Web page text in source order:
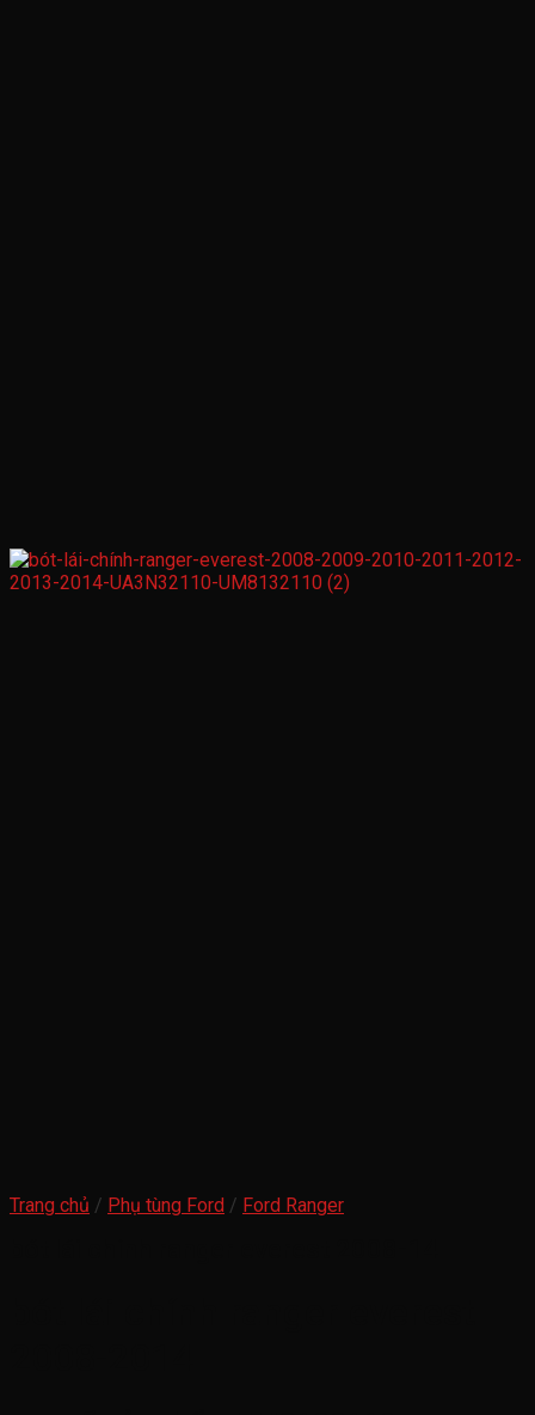
Trang chủ / Phụ tùng Ford / Ford Ranger